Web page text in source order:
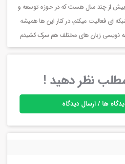
بیش از چند سال هست که در حوزه توسعه و
ای فعالیت میکنم، در کنار این ها همیشه
نویسی زبان های مختلف هم سرک کشیدم
مطلب نظر دهید !
ها / ارسال دیدگاه